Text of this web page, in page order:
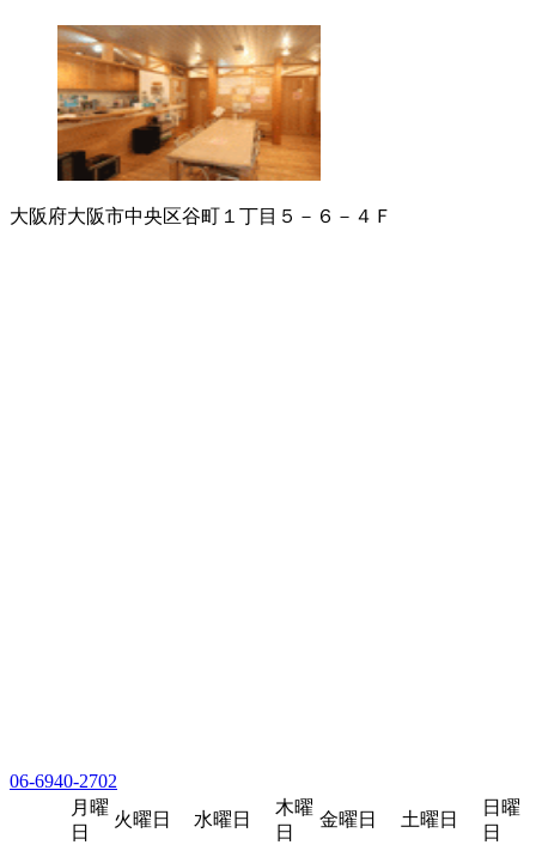
大阪府大阪市中央区谷町１丁目５－６－４Ｆ
06-6940-2702
月曜
日
火曜日 水曜日
木曜
日
金曜日 土曜日
日曜
日